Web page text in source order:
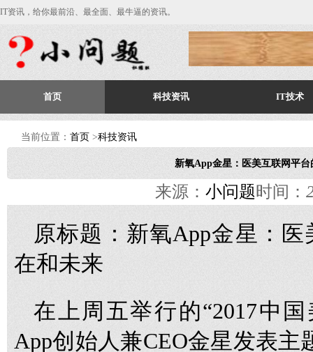
IT资讯，给你最前沿、最全面、最牛逼的资讯。
首页 科技资讯 IT技术
当前位置： 首页 >科技资讯
新氧App金星：医美互联网平
来源： 小问题时间：
原标题：新氧App金星：
在和未来
在上周五举行的“2017中
App创始人兼CEO金星发表主